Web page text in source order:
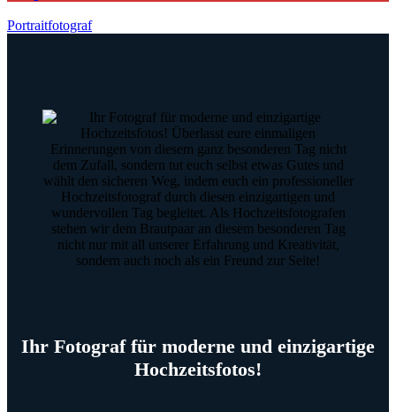
Portraitfotograf
Ihr Fotograf für moderne und einzigartige
Hochzeitsfotos!